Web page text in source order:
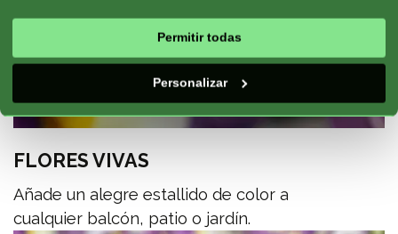
Permitir todas
Personalizar
FLORES VIVAS
Añade un alegre estallido de color a
cualquier balcón, patio o jardín.